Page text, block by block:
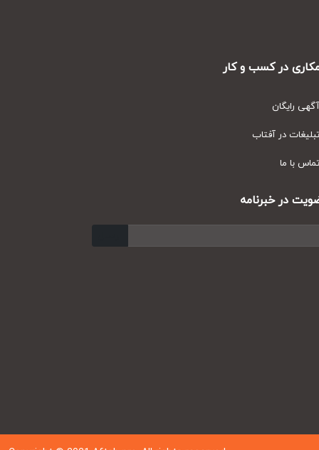
در کسب و کار
رایگان
در آفتاب
با ما
در خبرنامه